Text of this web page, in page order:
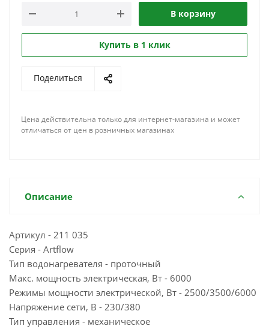
В корзину
Купить в 1 клик
Поделиться
Цена действительна только для интернет-магазина и может
отличаться от цен в розничных магазинах
Описание
Артикул - 211 035
Серия - Artflow
Тип водонагревателя - проточный
Макс. мощность электрическая, Вт - 6000
Режимы мощности электрической, Вт - 2500/3500/6000
Напряжение сети, В - 230/380
Тип управления - механическое